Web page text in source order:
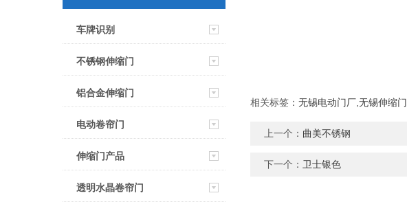
车牌识别
不锈钢伸缩门
铝合金伸缩门
电动卷帘门
伸缩门产品
透明水晶卷帘门
相关标签： 无锡电动门厂,无锡伸缩门
上一个： 曲美不锈钢
下一个： 卫士银色